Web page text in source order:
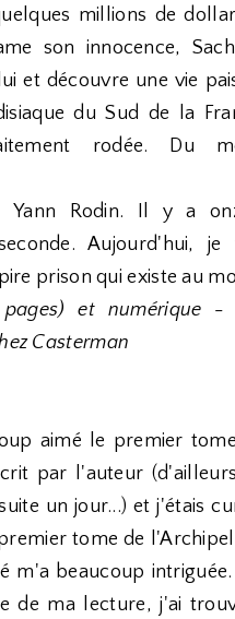
millions de
son innocence,
et découvre une vie
du Sud de la
rodée. Du
Yann Rodin. Il y a
Aujourd'hui, je
prison qui existe au
et numérique -
Casterman
aimé le premier
par l'auteur
un jour...) et j'étais
tome de
m'a beaucoup intriguée.
de ma lecture, j'ai